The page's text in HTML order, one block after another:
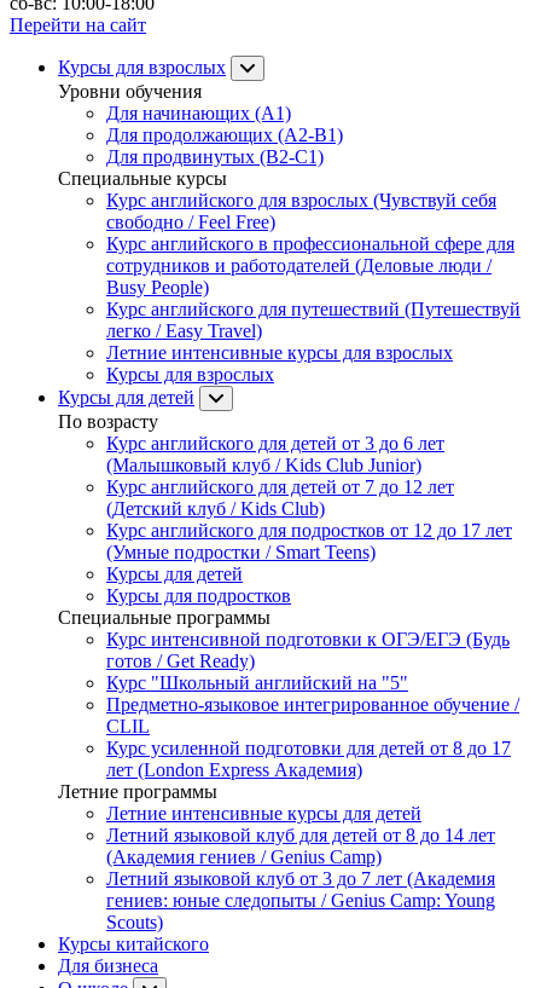
Перейти на сайт
Курсы для взрослых
Уровни обучения
Для начинающих (A1)
Для продолжающих (A2-B1)
Для продвинутых (B2-C1)
Специальные курсы
Курс английского для взрослых (Чувствуй себя
свободно / Feel Free)
Курс английского в профессиональной сфере для
сотрудников и работодателей (Деловые люди /
Busy People)
Курс английского для путешествий (Путешествуй
легко / Easy Travel)
Летние интенсивные курсы для взрослых
Курсы для взрослых
Курсы для детей
По возрасту
Курс английского для детей от 3 до 6 лет
(Малышковый клуб / Kids Club Junior)
Курс английского для детей от 7 до 12 лет
(Детский клуб / Kids Club)
Курс английского для подростков от 12 до 17 лет
(Умные подростки / Smart Teens)
Курсы для детей
Курсы для подростков
Специальные программы
Курс интенсивной подготовки к ОГЭ/ЕГЭ (Будь
готов / Get Ready)
Курс "Школьный английский на "5"
Предметно-языковое интегрированное обучение /
CLIL
Курс усиленной подготовки для детей от 8 до 17
лет (London Express Академия)
Летние программы
Летние интенсивные курсы для детей
Летний языковой клуб для детей от 8 до 14 лет
(Академия гениев / Genius Camp)
Летний языковой клуб от 3 до 7 лет (Академия
гениев: юные следопыты / Genius Camp: Young
Scouts)
Курсы китайского
Для бизнеса